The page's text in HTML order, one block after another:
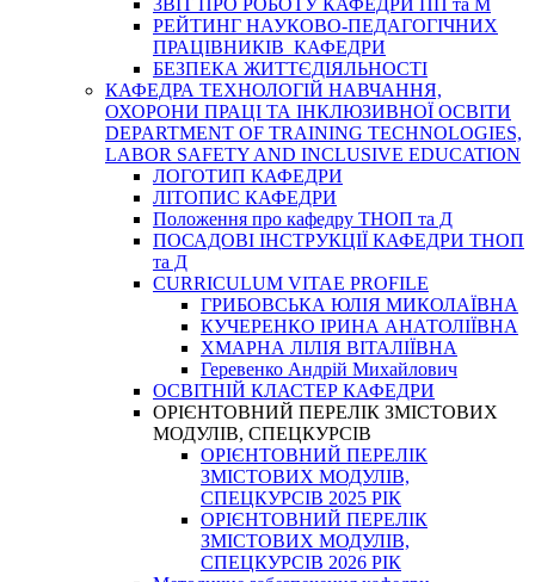
3BIT ПРО РОБОТУ КАФЕДРИ ПП та М
РЕЙТИНГ НАУКОВО-ПЕДАГОГІЧНИХ
ПРАЦІВНИКІВ КАФЕДРИ
БЕЗПЕКА ЖИТТЄДІЯЛЬНОСТІ
КАФЕДРА ТЕХНОЛОГІЙ НАВЧАННЯ,
ОХОРОНИ ПРАЦІ ТА ІНКЛЮЗИВНОЇ ОСВІТИ
DEPARTMENT OF TRAINING TECHNOLOGIES,
LABOR SAFETY AND INCLUSIVE EDUCATION
ЛОГОТИП КАФЕДРИ
ЛІТОПИС КАФЕДРИ
Положення про кафедру ТНОП та Д
ПОСАДОВІ ІНСТРУКЦІЇ КАФЕДРИ ТНОП
та Д
CURRICULUM VITAE PROFILE
ГРИБОВСЬКА ЮЛІЯ МИКОЛАЇВНА
КУЧЕРЕНКО ІРИНА АНАТОЛІЇВНА
ХМАРНА ЛІЛІЯ ВІТАЛІЇВНА
Геревенко Андрій Михайлович
ОСВІТНІЙ КЛАСТЕР КАФЕДРИ
ОРІЄНТОВНИЙ ПЕРЕЛІК ЗМІСТОВИХ
МОДУЛІВ, СПЕЦКУРСІВ
ОРІЄНТОВНИЙ ПЕРЕЛІК
ЗМІСТОВИХ МОДУЛІВ,
СПЕЦКУРСІВ 2025 РІК
ОРІЄНТОВНИЙ ПЕРЕЛІК
ЗМІСТОВИХ МОДУЛІВ,
СПЕЦКУРСІВ 2026 РІК